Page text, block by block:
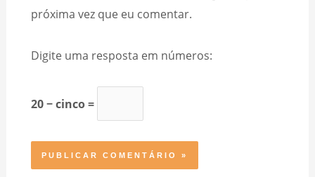
próxima vez que eu comentar.
Digite uma resposta em números:
20 − cinco =